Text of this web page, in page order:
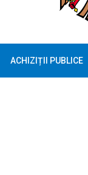
ACHIZIȚII PUBLICE